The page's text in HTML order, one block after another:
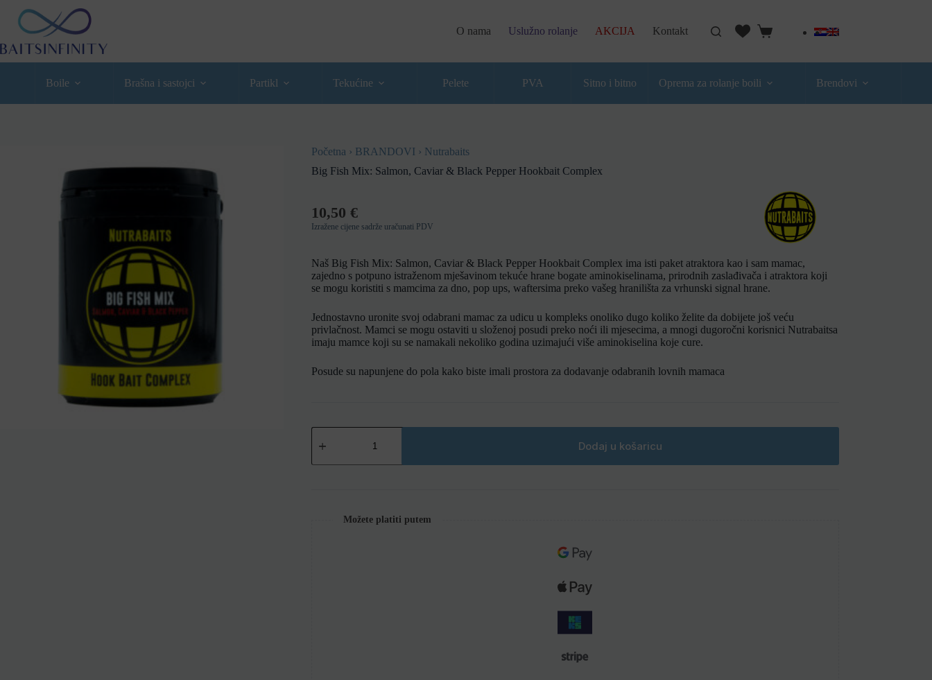
10,50€
Dodaj u košaricuO nama Uslužno rolanje AKCIJA Kontakt
Boile Brašna i sastojci Partikl Tekućine Pelete PVA Sitno i bitno Oprema za rolanje boili Brendovi
Početna › BRANDOVI › Nutrabaits
Big Fish Mix: Salmon, Caviar & Black Pepper Hookbait Complex
10,50€
Izražene cijene sadrže uračunati PDV
Naš Big Fish Mix: Salmon, Caviar & Black Pepper Hookbait Complex ima isti paket atraktora kao i sam mamac,
zajedno s potpuno istraženom mješavinom tekuće hrane bogate aminokiselinama, prirodnih zaslađivača i atraktora koji
se mogu koristiti s mamcima za dno, pop ups, waftersima preko vašeg hranilišta za vrhunski signal hrane.
Jednostavno uronite svoj odabrani mamac za udicu u kompleks onoliko dugo koliko želite da dobijete još veću
privlačnost. Mamci se mogu ostaviti u složenoj posudi preko noći ili mjesecima, a mnogi dugoročni korisnici Nutrabaitsa
imaju mamce koji su se namakali nekoliko godina uzimajući više aminokiselina koje cure.
Posude su napunjene do pola kako biste imali prostora za dodavanje odabranih lovnih mamaca
Dodaj u košaricu
Možete platiti putem